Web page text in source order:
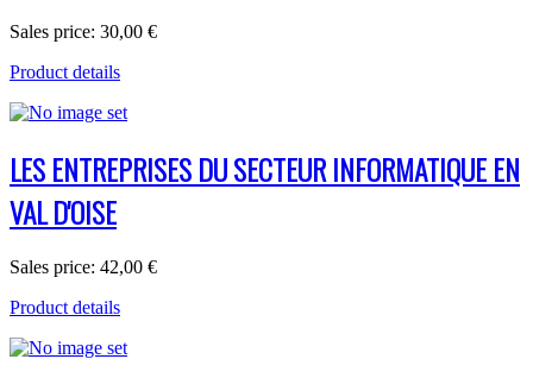
Sales price: 30,00 €
Product details
LES ENTREPRISES DU SECTEUR INFORMATIQUE EN
VAL D'OISE
Sales price: 42,00 €
Product details